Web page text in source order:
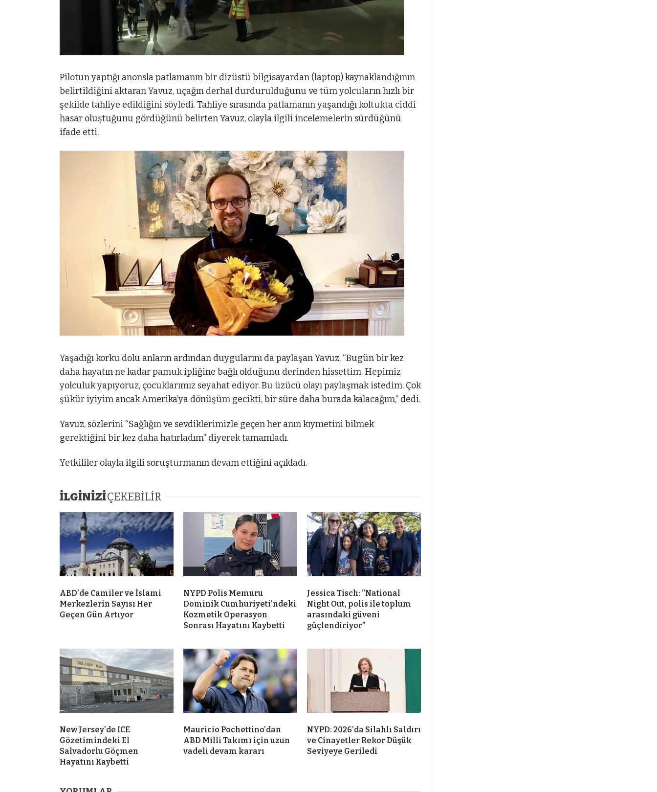
Pilotun yaptığı anonsla patlamanın bir dizüstü bilgisayardan (laptop) kaynaklandığının
belirtildiğini aktaran Yavuz, uçağın derhal durdurulduğunu ve tüm yolcuların hızlı bir
şekilde tahliye edildiğini söyledi. Tahliye sırasında patlamanın yaşandığı koltukta ciddi
hasar oluştuğunu gördüğünü belirten Yavuz, olayla ilgili incelemelerin sürdüğünü
ifade etti.
Yaşadığı korku dolu anların ardından duygularını da paylaşan Yavuz, “Bugün bir kez
daha hayatın ne kadar pamuk ipliğine bağlı olduğunu derinden hissettim. Hepimiz
yolculuk yapıyoruz, çocuklarımız seyahat ediyor. Bu üzücü olayı paylaşmak istedim. Çok
şükür iyiyim ancak Amerika’ya dönüşüm gecikti, bir süre daha burada kalacağım,” dedi.
Yavuz, sözlerini “Sağlığın ve sevdiklerimizle geçen her anın kıymetini bilmek
gerektiğini bir kez daha hatırladım” diyerek tamamladı.
Yetkililer olayla ilgili soruşturmanın devam ettiğini açıkladı.
İLGİNİZİÇEKEBİLİR
ABD’de Camiler ve İslami
Merkezlerin Sayısı Her
Geçen Gün Artıyor
NYPD Polis Memuru
Dominik Cumhuriyeti’ndeki
Kozmetik Operasyon
Sonrası Hayatını Kaybetti
Jessica Tisch: “National
Night Out, polis ile toplum
arasındaki güveni
güçlendiriyor”
New Jersey’de ICE
Gözetimindeki El
Salvadorlu Göçmen
Hayatını Kaybetti
Mauricio Pochettino’dan
ABD Milli Takımı için uzun
vadeli devam kararı
NYPD: 2026’da Silahlı Saldırı
ve Cinayetler Rekor Düşük
Seviyeye Geriledi